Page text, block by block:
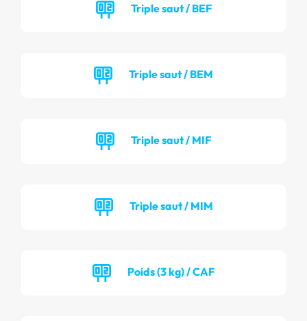
Triple saut / BEF
Triple saut / BEM
Triple saut / MIF
Triple saut / MIM
Poids (3 kg) / CAF